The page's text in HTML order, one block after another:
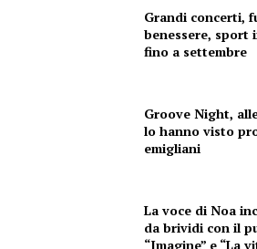
Grandi concerti,
benessere, sport
fino a settembre
Groove Night,
lo hanno visto
emigliani
La voce di Noa
da brividi con il
“Imagine” e “La